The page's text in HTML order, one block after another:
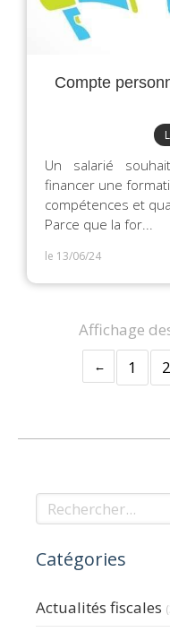
Compte
Un salarié
financer une
compétences et
Parce que la for...
le 13/06/24
Affichage
1
2
Rechercher
Catégories
Actualités fiscales